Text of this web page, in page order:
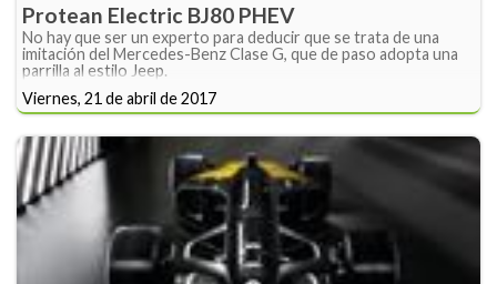
Protean Electric BJ80 PHEV
No hay que ser un experto para deducir que se trata de una
imitación del Mercedes-Benz Clase G, que de paso adopta una
parrilla al estilo Jeep.
Viernes, 21 de abril de 2017